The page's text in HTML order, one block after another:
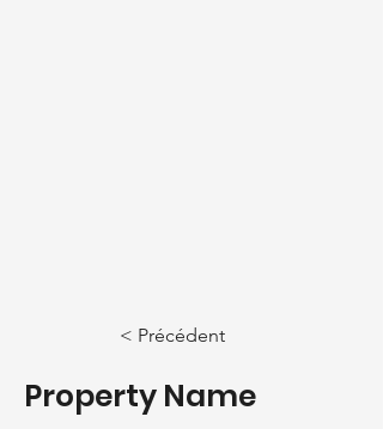
< Précédent
Property Name